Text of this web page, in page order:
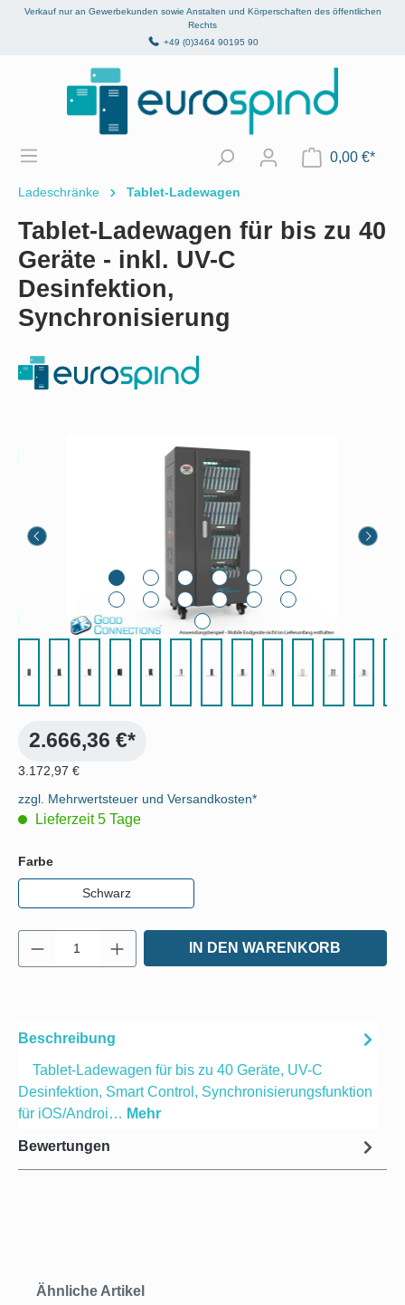
springen
Verkauf nur an Gewerbekunden sowie Anstalten und Körperschaften des öffentlichen
Rechts
+49 (0)3464 90195 90
0,00 €*
Ladeschränke Tablet-Ladewagen
Tablet-Ladewagen für bis zu 40
Geräte - inkl. UV-C
Desinfektion,
Synchronisierung
2.666,36 €*
3.172,97 €
zzgl. Mehrwertsteuer und Versandkosten*
Lieferzeit 5 Tage
Farbeauswählen
Schwarz
Produkt Anzahl: Gib den gewünschten
IN DEN WARENKORB
Beschreibung
Tablet-Ladewagen für bis zu 40 Geräte, UV-C
Desinfektion, Smart Control, Synchronisierungsfunktion
für iOS/Androi… Mehr
Bewertungen
Produktgalerie überspringen
Ähnliche Artikel